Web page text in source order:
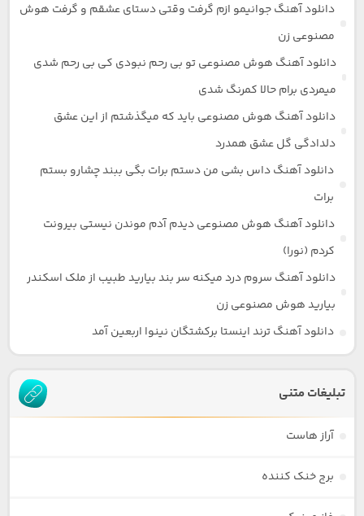
دانلود آهنگ جوانیمو ازم گرفت وقتی دستای عشقم و گرفت هوش
مصنوعی زن
دانلود آهنگ هوش مصنوعی تو بی رحم نبودی کی بی رحم شدی
میمردی برام حالا کمرنگ شدی
دانلود آهنگ هوش مصنوعی باید که میگذشتم از این عشق
دلدادگی گل عشق همدرد
دانلود آهنگ داس بشی من دستم برات بگی ببند چشارو بستم
برات
دانلود آهنگ هوش مصنوعی دیدم آدم موندن نیستی بیرونت
کردم (نورا)
دانلود آهنگ سروم درد میکنه سر بند بیارید طبیب از ملک اسکندر
بیارید هوش مصنوعی زن
دانلود آهنگ ترند اینستا برکشتگان نینوا اربعین آمد
تبلیغات متنی
آراز هاست
برج خنک کننده